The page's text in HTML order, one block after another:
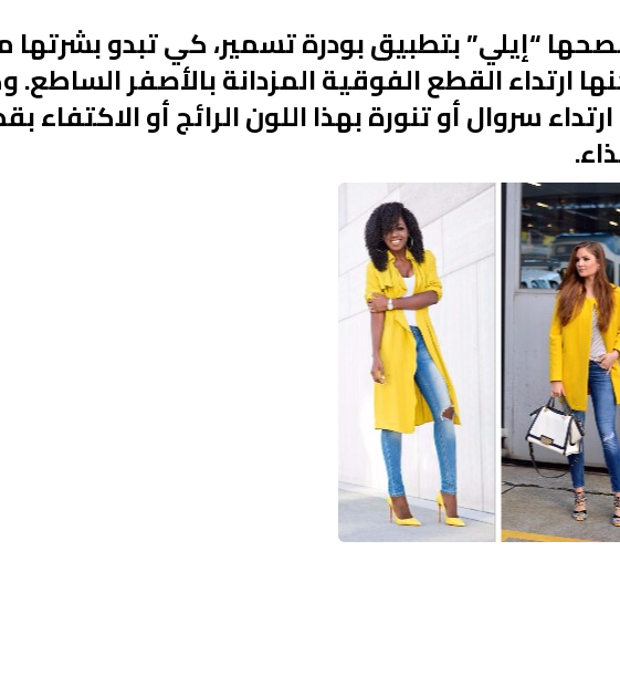
“إيلي” بتطبيق بودرة تسمير، كي تبدو
ارتداء القطع الفوقية المزدانة بالأصفر الساطع.
سروال أو تنورة بهذا اللون الرائج أو الاكتفاء